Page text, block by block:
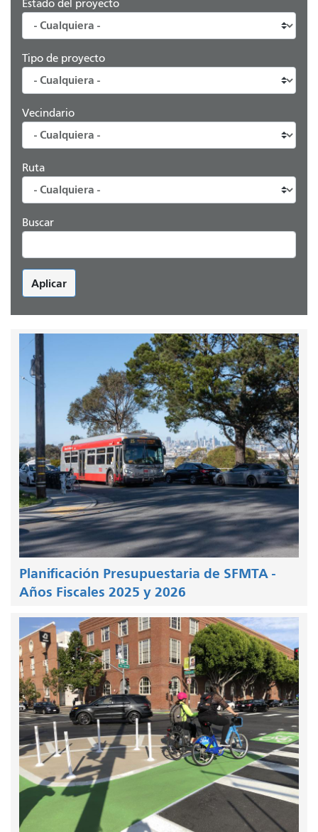
Estado del proyecto
Tipo de proyecto
Vecindario
Ruta
Buscar
Aplicar
Planificación Presupuestaria de SFMTA -
Años Fiscales 2025 y 2026